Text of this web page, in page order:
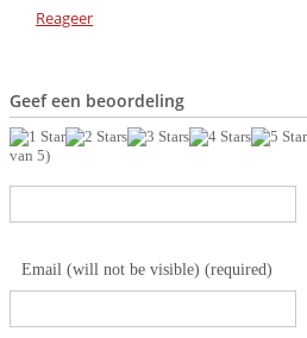
Reageer
Geef een beoordeling
van 5)
Email (will not be visible) (required)